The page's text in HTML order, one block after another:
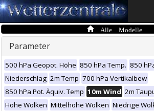
Alle Modelle
Parameter
500 hPa Geopot. Höhe 850 hPa Temp. 850
Niederschlag 2m Temp 700 hPa Vertikalbew
850 hPa Pot. Äquiv. Temp 10m Wind 2m
Hohe Wolken Mittelhohe Wolken Niedrige